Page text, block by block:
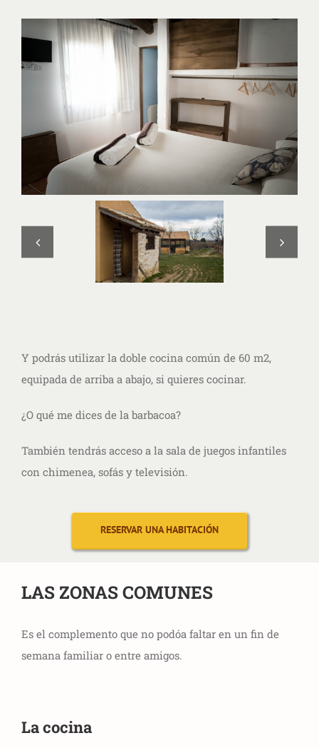
Y podrás utilizar la doble cocina común de 60 m2,
equipada de arriba a abajo, si quieres cocinar.
¿O qué me dices de la barbacoa?
También tendrás acceso a la sala de juegos infantiles
con chimenea, sofás y televisión.
RESERVAR UNA HABITACIÓN
LAS ZONAS COMUNES
Es el complemento que no podóa faltar en un fin de
semana familiar o entre amigos.
La cocina